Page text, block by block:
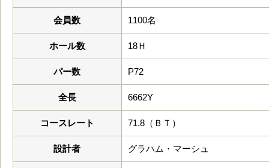
会員数 1100名
ホール数 18Ｈ
パー数 P72
全長 6662Y
コースレート 71.8（ＢＴ）
設計者 グラハム・マーシュ